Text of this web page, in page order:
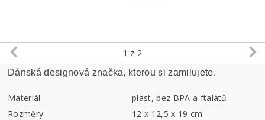
1 z 2
Dánská designová značka, kterou si zamilujete.
Materiál
plast, bez BPA a ftalátů
Rozměry
12 x 12,5 x 19 cm